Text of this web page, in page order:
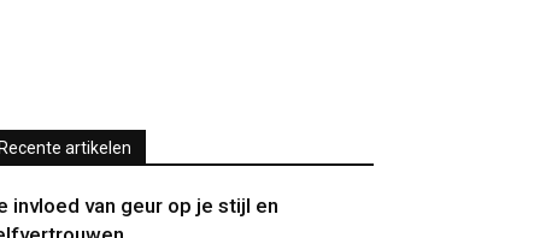
Recente artikelen
invloed van geur op je stijl en